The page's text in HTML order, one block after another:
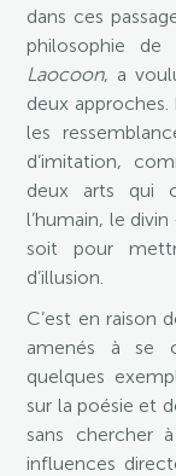
dans ces
philosophie de
Laocoon, a
deux approches.
les
d’imitation,
deux arts qui
l’humain, le
soit pour
d’illusion.
C’est en raison
amenés à se
quelques
sur la poésie et
sans chercher
influences